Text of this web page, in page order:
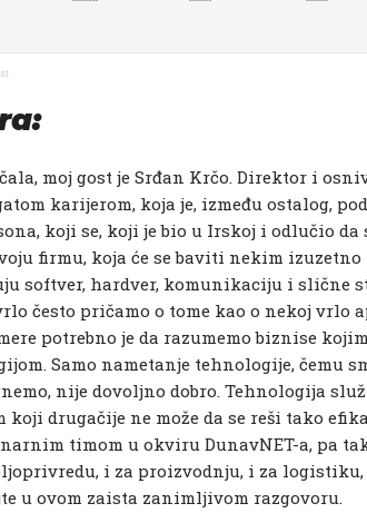
moj gost je Srđan Krčo. Direktor i
karijerom, koja je, između ostalog,
koji se, koji je bio u Irskoj i odlučio da
firmu, koja će se baviti nekim
softver, hardver, komunikaciju i slične
često pričamo o tome kao o nekoj vrlo
potrebno je da razumemo biznise
Samo nametanje tehnologije, čemu
nije dovoljno dobro. Tehnologija
drugačije ne može da se reši tako
timom u okviru DunavNET-a, pa
i za proizvodnju, i za
u ovom zaista zanimljivom razgovoru.